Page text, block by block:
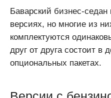
Баварский бизнес-седан
версиях, но многие из
комплектуются
друг от друга состоит в
опциональных пакетах.